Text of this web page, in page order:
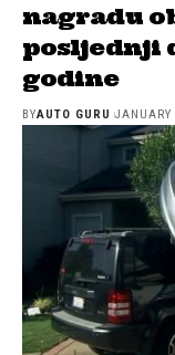
nagradu
posljednji
godine
BYAUTO GURU